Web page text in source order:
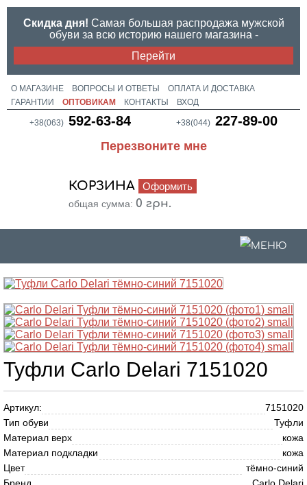
Скидка дня! Самая большая распродажа мужской
обуви за всю историю нашего магазина -
Перейти
О МАГАЗИНЕ ВОПРОСЫ И ОТВЕТЫ
ОПЛАТА И ДОСТАВКА
ГАРАНТИИ
ОПТОВИКАМ КОНТАКТЫ
ВХОД
+38(063) 592-63-84 +38(044) 227-89-00
Перезвоните мне
КОРЗИНА Оформить
общая сумма: 0 грн.
Туфли Carlo Delari 7151020
Артикул:
7151020
Тип обуви
Туфли
Материал верх
кожа
Материал подкладки
кожа
Цвет
тёмно-синий